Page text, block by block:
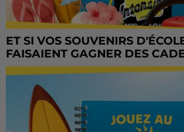
ET SI VOS SOUVENIRS
FAISAIENT GAGNER DES